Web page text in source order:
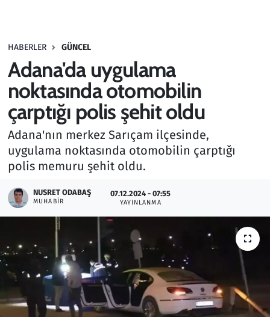
HABERLER GÜNCEL
Adana'da uygulama
noktasında otomobilin
çarptığı polis şehit oldu
Adana'nın merkez Sarıçam ilçesinde,
uygulama noktasında otomobilin çarptığı
polis memuru şehit oldu.
NUSRET ODABAŞ
MUHABIR
07.12.2024 - 07:55
YAYINLANMA
Haber
Kültür Sanat
Kurumsal Haberler
Lezzet Durağı
Memur ve Kamu
Otomobil
Oyun
Ramazan
Resmi İlanlar